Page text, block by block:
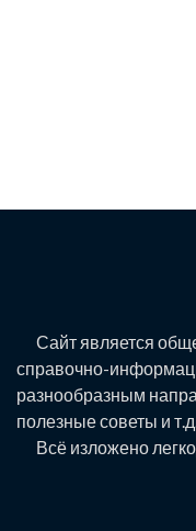
Сайт является
справочно-
разнообразным
полезные советы и т.д.
Всё изложено